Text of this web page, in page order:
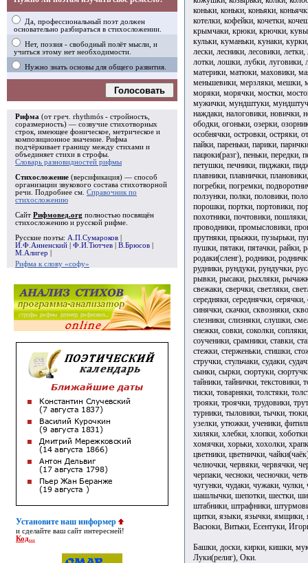
Да, профессиональный поэт должен
основательно разбираться в стихосложении.
Нет, поэзия - свободный полёт мысли, и
учиться этому нет необходимости.
Нужно знать основы для общего развития.
Голосовать
Рифма (от греч. rhythmós - стройность,
соразмерность) — созвучие стихотворных
строк, имеющее фоническое, метрическое и
композиционное значение. Рифма
подчёркивает границу между стихами и
объединяет стихи в строфы
Словарь разновидностей рифмы
Стихосложение (версификация) — способ
организации звукового состава стихотворной
речи. Подробнее см. Справочник по
стихосложению
Сайт Рифмовед.org полностью посвящён
стихосложению и русской рифме.
Русские поэты: А.П.Сумароков
И.Ф.Анненский
Ф.И.Тютчев В.Брюсов
М.Алигер
Рифма к слову «софу»
Установите наш информер
и сделайте ваш сайт интересней!
Код...
коньки, коньки, коньяки,
котелки, кофейки, кочетки,
крымчаки, крюки, крючки,
кульки, куманьки, кунаки,
лески, лесники, лесовики,
лотки, лошки, лубки, луговики,
материки, матюки, маховики,
меньшевики, мерзляки, мешки,
моряки, морячки, мостки,
мужички, мундштуки,
наждаки, налоговики, новички,
ободки, огоньки, озерки,
особнячки, островки, остряки,
пайки, пареньки, парики,
пацюки(разг), пеньки, передки,
петушки, печники, пиджаки,
плавники, плавнички,
погребки, погремки,
ползунки, полки, половики,
порошки, портки, портовики,
похотники, почтовики,
проводники, промысловики,
прутняки, прыжки, пузырьки,
пушки, пятаки, пятачки, райки,
родаки(сленг), родники,
рудники, рундуки, рундучки,
рывки, рысаки, рыхляки,
свежаки, сверчки, светляки,
середняки, середнячки,
синячки, скачки, сквозняки,
слезники, слизняки, слушки,
снежки, совки, соколки,
соученики, срамники, ставки,
стежки, стерженьки, стишки,
стручки, стульчаки, судаки,
сынки, сырки, сюртуки,
тайники, тайнички, текстовики,
тиски, товарняки, толстяки,
трояки, троячки, трудовики,
турники, тыловики, тычки,
узелки, утюжки, ученики,
хиляки, хлебки, хлопки,
хомячки, хорьки, хохолки,
цветники, цветнички,
челночки, червяки, червячки,
черпаки, чесноки, чесночки,
чугунки, чудаки, чужаки,
шашлычки, шепотки, шестки,
штабники, штрафники,
щитки, языки, язычки, ямщики,
Васюки, Витьки, Есентуки,
Башки, доски, кирки, кишки,
Луки(религ), Оки.